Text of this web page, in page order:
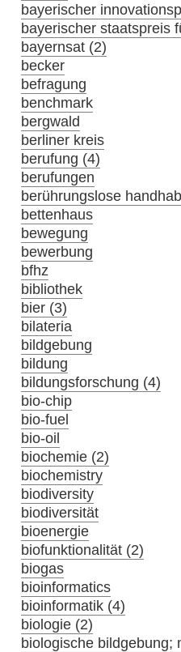
bayerischer
bayerischer staatspreis
bayernsat (2)
becker
befragung
benchmark
bergwald
berliner kreis
berufung (4)
berufungen
berührungslose
bettenhaus
bewegung
bewerbung
bfhz
bibliothek
bier (3)
bilateria
bildgebung
bildung
bildungsforschung (4)
bio-chip
bio-fuel
bio-oil
biochemie (2)
biochemistry
biodiversity
biodiversität
bioenergie
biofunktionalität (2)
biogas
bioinformatics
bioinformatik (4)
biologie (2)
biologische bildgebung;